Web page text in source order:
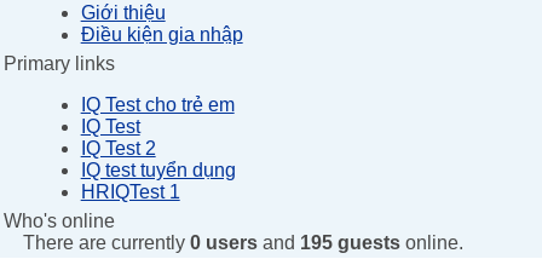
Giới thiệu
Điều kiện gia nhập
Primary links
IQ Test cho trẻ em
IQ Test
IQ Test 2
IQ test tuyển dụng
HRIQTest 1
Who's online
There are currently 0 usersand 195 guestsonline.